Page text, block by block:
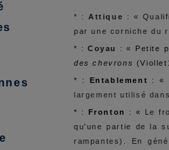
* : Attique : «
par une corniche du
* :Coyau : « Petite
des chevrons
* : Entablement : «
largement utilisé
* : Fronton : «
Le
qu'une partie de la
rampantes). En